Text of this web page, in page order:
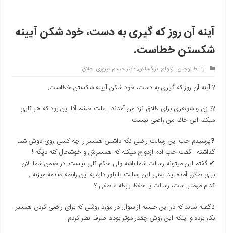
آینه آن روز که گیری به دست، خود شکن آیینه
شکستن خطاست.
ارتباط زوجین, ازدواج,بزرگسالان,دکتر حسام فیروزی,طلاق
? آینه آن روز که گیری به دست، خود شکن آیینه شکستن خطاست.
?? زن و شوهری برای طلاق نزد من آمدند . علت خشم آقا این بود که هر کاری
میکنم این خانم من راضی نیست.
❓پرسیدم خب این رسالت راضی نگه داشتن همسر را چه کسی روی دوش شما
گذاشته . گفت خب آدم ازدواج میکنه که همسرش و خوشحال کنه دیگه !
✔ گفتم این میتونه رسالت شما باشه ولی حکم کلی نیست. در ضمن شما الان
برای طلاق آمده اید یعنی این رسالت یا باور داره به این رابطه صدمه میزنه .
کدام مهمتر است، رسالت یا حفظ رابطه عاطفی ؟
ناگفته نماند که در این جلسه از سوال در مورد روشی که برای راضی کردن همسر
بکار برده و اینکه این روش چقدر موثر بوده، صرف نظر کردم.